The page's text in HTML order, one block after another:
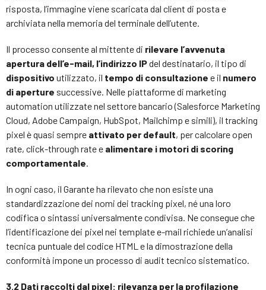
risposta, l’immagine viene scaricata dal client di posta e
archiviata nella memoria del terminale dell’utente.
Il processo consente al mittente di rilevare l’avvenuta
apertura dell’e-mail, l’indirizzo IPdel destinatario, il tipo di
dispositivo utilizzato, il tempo di consultazione e il numero
di aperture successive. Nelle piattaforme di marketing
automation utilizzate nel settore bancario (Salesforce Marketing
Cloud, Adobe Campaign, HubSpot, Mailchimp e simili), il tracking
pixel è quasi sempre attivato per default, per calcolare open
rate, click-through rate e alimentare i motori di scoring
comportamentale
In ogni caso, il Garante ha rilevato che non esiste una
standardizzazione dei nomi dei tracking pixel, né una loro
codifica o sintassi universalmente condivisa. Ne consegue che
l’identificazione dei pixel nei template e-mail richiede un’analisi
tecnica puntuale del codice HTML e la dimostrazione della
conformità impone un processo di audit tecnico sistematico.
3.2 Dati raccolti dal pixel: rilevanza per la profilazione